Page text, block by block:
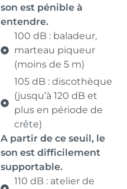
son est pénible à
entendre.
100 dB : baladeur,
marteau piqueur
(moins de 5 m)
105 dB : discothèque
(jusqu’à 120 dB et
plus en période de
crête)
A partir de ce seuil, le
son est difficilement
supportable.
110 dB : atelier de